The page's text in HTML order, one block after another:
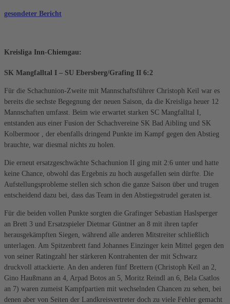
gesondeter Bericht
Kreisliga Inn-Chiemgau:
SK Mangfalltal I – SU Ebersberg/Grafing II 6:2
Für die Schachunion-Zweite mit Mannschaftsführer Christoph Keil war es
bereits die sechste Begegnung der neuen Saison, da die Kreisliga heuer 12
Mannschaften umfasst. Beim wie erwartet starken SC Mangfalltal I,
entstanden aus einer Fusion der Schachvereine SK Bad Aibling und SK
Kolbermoor , der ebenfalls dringend Punkte im Kampf gegen den Abstieg
brauchte, war diesmal nichts zu holen.
Die erneut ersatzgeschwächte Schachunion II ging mit 2:6 unter und hatte
keine Chance, obwohl das Ergebnis zu hoch ausgefallen sein dürfte. Die
Aufstellungsprobleme stellen sich schon die ganze Saison über und trugen
entscheidend dazu bei, dass das Team in den Abstiegsstrudel geraten ist.
Für die beiden vollen Punkte sorgten die Grafinger Sebastian Haslsperger
an Brett 3 und Ersatzspieler Dietmar Güntner an 8 mit ihren tapfer
herausgekämpften Siegen, während alle anderen Mitstreiter schließlich
unterlagen. Am Spitzenbrett fand Johannes Einzinger kein Mittel gegen den
von seiner Ratingzahl her stärkeren Kontrahenten der mit Schwarz
druckvoll attackierte. An den anderen fünf Brettern (Christoph Keil an 2,
Gino Haußmann an 4, Arpad Botos an 5, Moritz Reindl an 6, Bela Csatlos
an 7) waren zumeist Kampfpartien mit wechselnden Chancen zu sehen, bei
denen aber von Seiten der Landkreisvertreter doch zu viele Fehler gemacht